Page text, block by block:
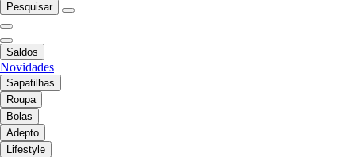
Pesquisar
Saldos
Novidades
Sapatilhas
Roupa
Bolas
Adepto
Lifestyle